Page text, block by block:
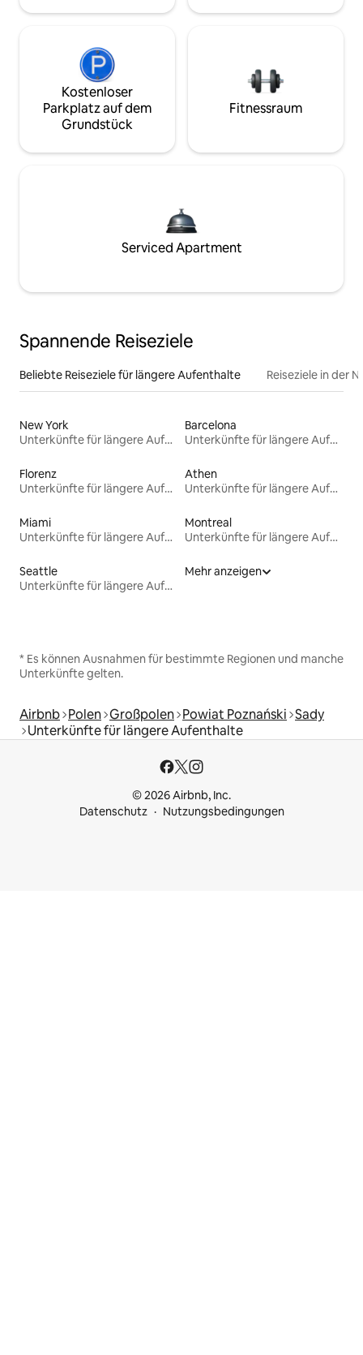
Kostenloser
Parkplatz auf dem
Grundstück
Fitnessraum
Serviced Apartment
Spannende Reiseziele
Beliebte Reiseziele für längere Aufenthalte Reiseziele in der
New York
Unterkünfte für längere Aufenthalte
Barcelona
Unterkünfte für längere Aufenthalte
Florenz
Unterkünfte für längere Aufenthalte
Athen
Unterkünfte für längere Aufenthalte
Miami
Unterkünfte für längere Aufenthalte
Montreal
Unterkünfte für längere Aufenthalte
Seattle
Unterkünfte für längere Aufenthalte
Mehr anzeigen
* Es können Ausnahmen für bestimmte Regionen und manche
Unterkünfte gelten.
Airbnb Polen Großpolen Powiat Poznański Sady
Unterkünfte für längere Aufenthalte
© 2026 Airbnb, Inc.
Datenschutz
Nutzungsbedingungen